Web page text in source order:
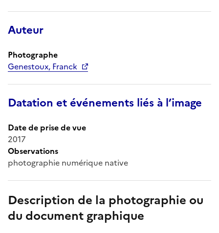
Auteur
Photographe
Genestoux, Franck
Datation et événements liés à l’image
Date de prise de vue
2017
Observations
photographie numérique native
Description de la photographie ou
du document graphique